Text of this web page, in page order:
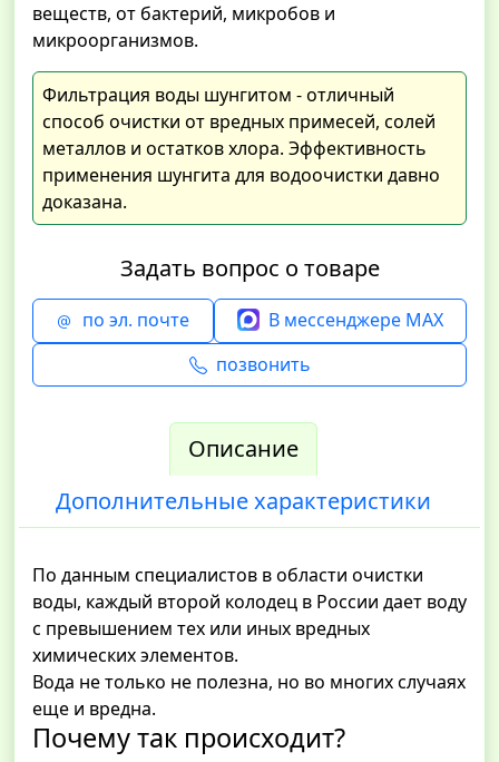
веществ, от бактерий, микробов и
микроорганизмов.
Фильтрация воды шунгитом - отличный
способ очистки от вредных примесей, солей
металлов и остатков хлора. Эффективность
применения шунгита для водоочистки давно
доказана.
Задать вопрос о товаре
по эл. почте
В мессенджере MAX
позвонить
Описание
Дополнительные характеристики
По данным специалистов в области очистки
воды, каждый второй колодец в России дает воду
с превышением тех или иных вредных
химических элементов.
Вода не только не полезна, но во многих случаях
еще и вредна.
Почему так происходит?